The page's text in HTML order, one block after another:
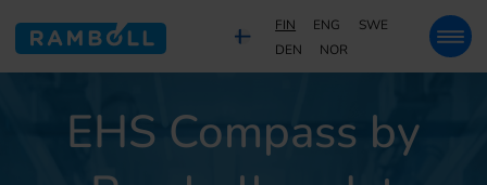
FIN ENG
SWE
DEN
NOR
EHS Compass by